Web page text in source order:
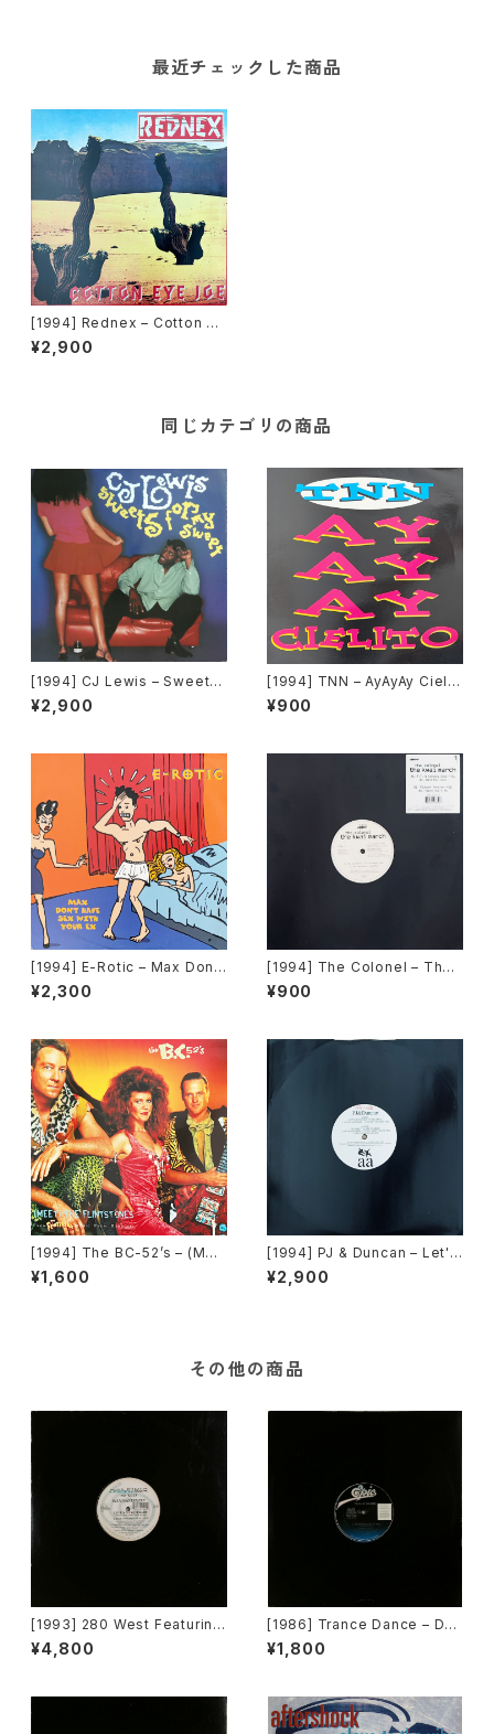
最近チェックした商品
[1994] Rednex – Cotton Ey
e Joe [Battery Records]
¥2,900
同じカテゴリの商品
[1994] CJ Lewis – Sweets
For My Sweet [Black Mark
et International]
¥2,900
[1994] TNN – AyAyAy Cielit
o [Dance Street]
¥900
[1994] E-Rotic – Max Don't
Have Sex With Your Ex [Bl
ow Up]
¥2,300
[1994] The Colonel – The
Kwai March [Ultrapop]
¥900
[1994] The BC-52’s – (Mee
t) The Flintstones [MCA Re
cords]
¥1,600
[1994] PJ & Duncan – Let's
Get Ready To Rhumble / If
I Give You My Number [Tel
¥2,900
その他の商品
[1993] 280 West Featuring
Diamond Temple – Love's
Masquerade [Kaleidiasco
¥4,800
[1986] Trance Dance – Do
The Dance [Epic]
¥1,800